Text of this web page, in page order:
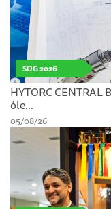
SOG 2026
HYTORC CENTRAL
óle...
05/08/26